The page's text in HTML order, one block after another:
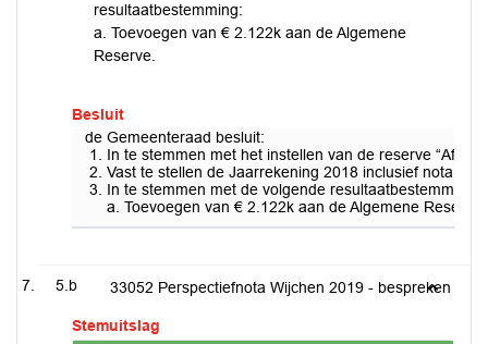
resultaatbestemming:
a. Toevoegen van € 2.122k aan de Algemene
Reserve.
Besluit
de Gemeenteraad besluit:
In te stemmen met het instellen van de reserve
Vast te stellen de Jaarrekening 2018 inclusief nota
In te stemmen met de volgende resultaatbestemming:
a. Toevoegen van € 2.122k aan de Algemene Reserve.
5.b 33052 Perspectiefnota Wijchen 2019 - bespreken
Stemuitslag